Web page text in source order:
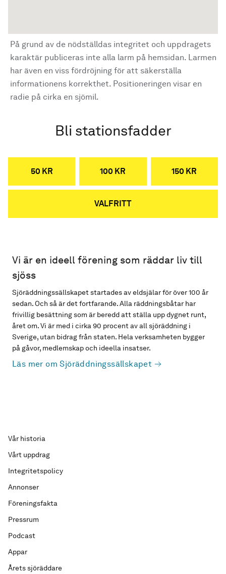
På grund av de nödställdas integritet och uppdragets
karaktär publiceras inte alla larm på hemsidan. Larmen
har även en viss fördröjning för att säkerställa
informationens korrekthet. Positioneringen visar en
radie på cirka en sjömil.
Bli stationsfadder
50 KR 100 KR 150 KR
VALFRITT
Vi är en ideell förening som räddar liv till
sjöss
Sjöräddningssällskapet startades av eldsjälar för över 100 år
sedan. Och så är det fortfarande. Alla räddningsbåtar har
frivillig besättning som är beredd att ställa upp dygnet runt,
året om. Vi är med i cirka 90 procent av all sjöräddning i
Sverige, utan bidrag från staten. Hela verksamheten bygger
på gåvor, medlemskap och ideella insatser.
Läs mer om Sjöräddningssällskapet
Vår historia
Vårt uppdrag
Integritetspolicy
Annonser
Föreningsfakta
Pressrum
Podcast
Appar
Årets sjöräddare